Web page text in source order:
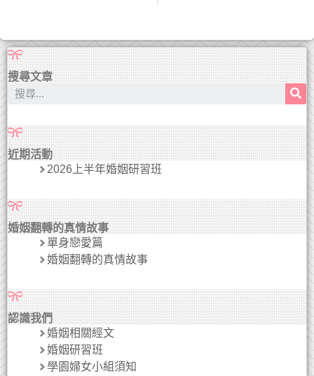
搜尋文章
近期活動
2026上半年婚姻研習班
婚姻翻轉的真情故事
單身戀愛篇
婚姻翻轉的真情故事
認識我們
婚姻相關經文
婚姻研習班
學園婦女小組須知